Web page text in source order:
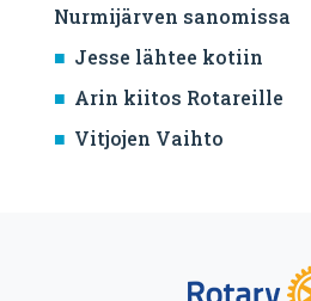
Nurmijärven sanomissa
Jesse lähtee kotiin
Arin kiitos Rotareille
Vitjojen Vaihto